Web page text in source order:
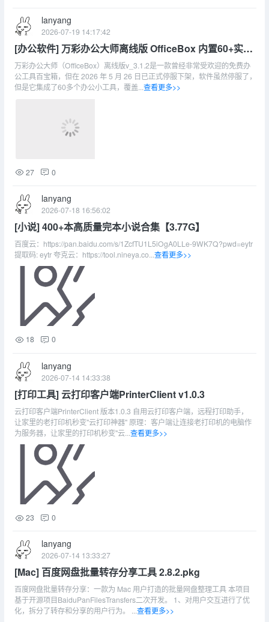
lanyang
2026-07-19 14:17:42
[办公软件] 万彩办公大师离线版 OfficeBox 内置60+实用
工具 终身免费版 [166MB]
万彩办公大师（OfficeBox）离线版v_3.1.2是一款曾经非常受欢迎的免费办
公工具百宝箱，但在 2026 年 5 月 26 日已正式停服下架，软件虽然停服了，
但是它集成了60多个办公小工具，覆盖...查看更多>>
27 0
lanyang
2026-07-18 16:56:02
[小说] 400+本高质量完本小说合集【3.77G】
百度云：https://pan.baidu.com/s/1ZcfTU1L5iOgA0LLe-9WK7Q?pwd=eytr
提取码: eytr 夸克云：https://tool.nineya.co...查看更多>>
18 0
lanyang
2026-07-14 14:33:38
[打印工具] 云打印客户端PrinterClient v1.0.3
云打印客户端PrinterClient 版本1.0.3 自用云打印客户端，远程打印助手，
让家里的老打印机秒变"云打印神器" 原理：客户端让连接老打印机的电脑作
为服务器，让家里的打印机秒变"云...查看更多>>
23 0
lanyang
2026-07-14 13:33:27
[Mac] 百度网盘批量转存分享工具 2.8.2.pkg
百度网盘批量转存分享：一款为 Mac 用户打造的批量网盘整理工具 本项目
基于开源项目BaiduPanFilesTransfers二次开发。 1、对用户交互进行了优
化，拆分了转存和分享的用户行为。 ...查看更多>>